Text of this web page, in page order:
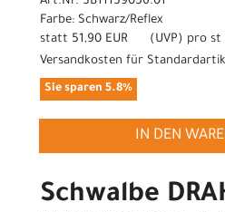
Farbe: Schwarz/Reflex
statt 51,90 EUR ( UVP) pro st
Versandkosten für
Sie sparen 5.8%
IN DEN
Schwalbe